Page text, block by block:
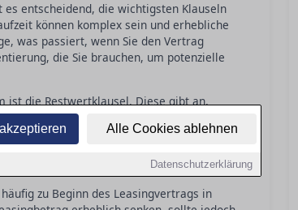
Alle Cookies ablehnen
Datenschutzerklärung
entscheidend, die wichtigsten Klauseln
können komplex sein und erhebliche
was passiert, wenn Sie den Vertrag
die Sie brauchen, um potenzielle
ist die Restwertklausel. Diese gibt an,
noch haben soll. Missverständnisse
wenn Sie den Zustand des Objekts zum
realistisch angesetzt ist, um
zu Beginn des Leasingvertrags in